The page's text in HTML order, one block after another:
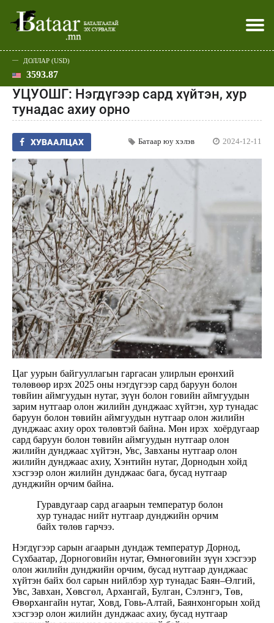
Эхлэл
Улс төр
Нийгэм
Эдийн засаг
Дэлхий
Спорт
Шар
Батаар юу хэлэв
Хэвлэл мэдээллээр
ДОЛЛАР (USD)
3593.87
УЦУОШГ: Нэгдүгээр сард хүйтэн, хур
тунадас ахиу орно
ХУВААЛЦАХ Батаар юу хэлэв 2024-12-11
Цаг уурын байгууллагын гаргасан улирлын ерөнхий
төлөвөөр ирэх 2025 оны нэгдүгээр сард баруун болон
төвйин аймгуудын нутаг, зүүн болон говийн аймгуудын
зарим нутгаар олон жилийн дунджаас хүйтэн, хур тунадас
баруун болон төвийн аймгуудын нутгаар олон жилийн
дунджаас ахиу орох төлөвтэй байна. Мөн ирэх хоёрдугаар
сард баруун болон төвийн аймгуудын нутгаар олон
жилийн дунджаас хүйтэн, Увс, Завханы нутгаар олон
жилийн дунджаас ахиу, Хэнтийн нутаг, Дорнодын хойд
хэсгээр олон жилийн дунджаас бага, бусад нутгаар
дунджийн орчим байна.
Гуравдугаар сард агаарын температур болон
хур тунадас нийт нутгаар дунджийн орчим
байх төлөв гарчээ.
Нэгдүгээр сарын агаарын дундаж температур Дорнод,
Сүхбаатар, Дорноговийн нутаг, Өмнөговийн зүүн хэсгээр
олон жилийн дунджийн орчим, бусад нутгаар дунджаас
хүйтэн байх бол сарын нийлбэр хур тунадас Баян–Өлгий,
Увс, Завхан, Хөвсгөл, Архангай, Булган, Сэлэнгэ, Төв,
Өвөрхангайн нутаг, Ховд, Говь-Алтай, Баянхонгорын хойд
хэсгээр олон жилийн дунджаас ахиу, бусад нутгаар